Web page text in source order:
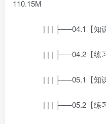
110.15M
| | | ├──04.1【知识
| | | ├──04.2【练习
| | | ├──05.1【知识
| | | ├──05.2【练习